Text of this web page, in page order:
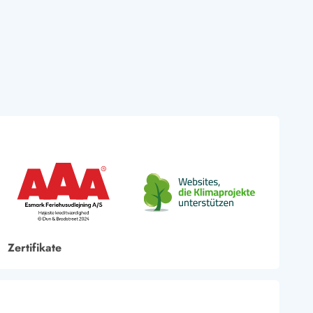
Zertifikate